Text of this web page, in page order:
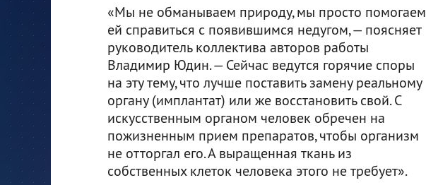
«Мы не обманываем природу, мы просто помогаем
ей справиться с появившимся недугом, — поясняет
руководитель коллектива авторов работы
Владимир Юдин. — Сейчас ведутся горячие споры
на эту тему, что лучше поставить замену реальному
органу (имплантат) или же восстановить свой. С
искусственным органом человек обречен на
пожизненным прием препаратов, чтобы организм
не отторгал его. А выращенная ткань из
собственных клеток человека этого не требует».